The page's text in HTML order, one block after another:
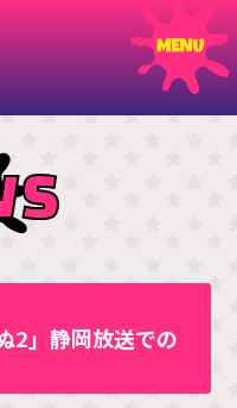
2」静岡放送での